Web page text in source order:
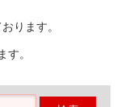
ります。
す。